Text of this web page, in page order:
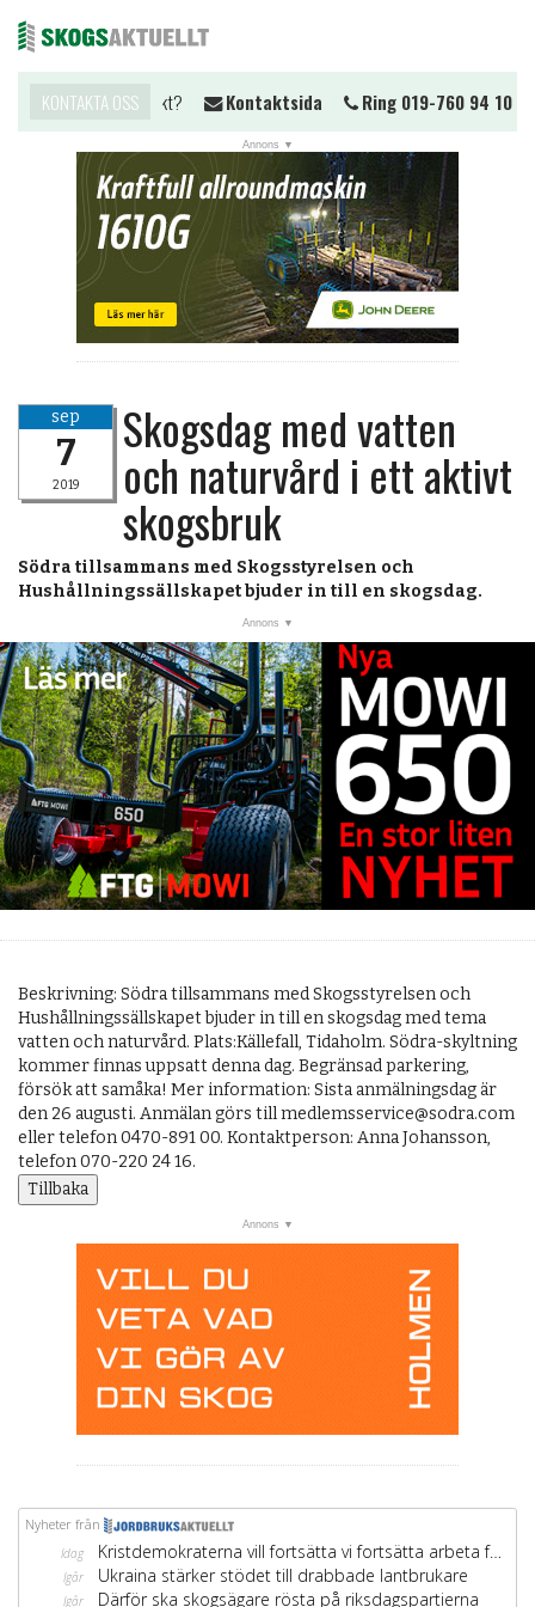
NYHETER
KALENDER
MARKNAD
PRENUMERERA
OM OSS
BUTIK
KONTAKTA OSS
Vill du komma i kontakt? Kontaktsida Ring 019-760 94 10
sep
7
2019
Skogsdag med vatten
och naturvård i ett aktivt
skogsbruk
Södra tillsammans med Skogsstyrelsen och
Hushållningssällskapet bjuder in till en skogsdag.
Beskrivning: Södra tillsammans med Skogsstyrelsen och
Hushållningssällskapet bjuder in till en skogsdag med tema
vatten och naturvård. Plats:Källefall, Tidaholm. Södra-skyltning
kommer finnas uppsatt denna dag. Begränsad parkering,
försök att samåka! Mer information: Sista anmälningsdag är
den 26 augusti. Anmälan görs till medlemsservice@sodra.com
eller telefon 0470-891 00. Kontaktperson: Anna Johansson,
telefon 070-220 24 16.
Tillbaka